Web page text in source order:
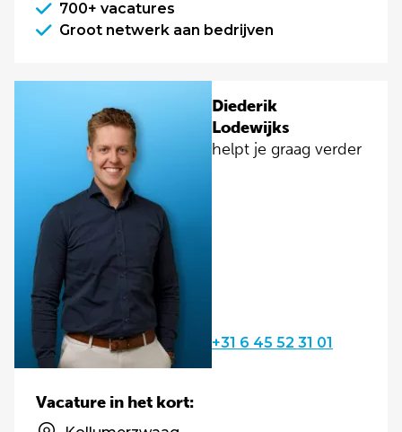
700+ vacatures
Groot netwerk aan bedrijven
Diederik
Lodewijks
helpt je graag verder
+31 6 45 52 31 01
Vacature in het kort: